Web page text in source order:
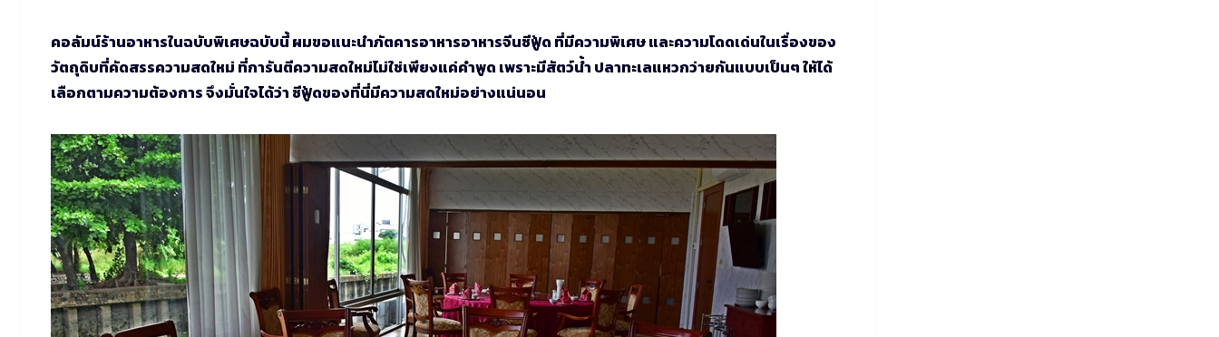
คอลัมน์ร้านอาหารในฉบับพิเศษฉบับนี้ ผมขอแนะนำภัตคารอาหารอาหารจีนซีฟู้ด ที่มีความพิเศษ และความโดดเด่นในเรื่องของ
วัตถุดิบที่คัดสรรความสดใหม่ ที่การันตีความสดใหม่ไม่ใช่เพียงแค่คำพูด เพราะมีสัตว์น้ำ ปลาทะเลแหวกว่ายกันแบบเป็นๆ ให้ได้
เลือกตามความต้องการ จึงมั่นใจได้ว่า ซีฟู้ดของที่นี่มีความสดใหม่อย่างแน่นอน